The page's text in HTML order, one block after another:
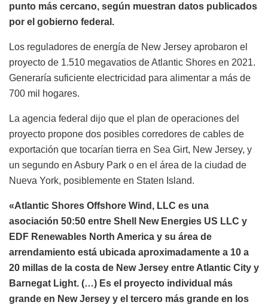
punto más cercano, según muestran datos publicados
por el gobierno federal.
Los reguladores de energía de New Jersey aprobaron el
proyecto de 1.510 megavatios de Atlantic Shores en 2021.
Generaría suficiente electricidad para alimentar a más de
700 mil hogares.
La agencia federal dijo que el plan de operaciones del
proyecto propone dos posibles corredores de cables de
exportación que tocarían tierra en Sea Girt, New Jersey, y
un segundo en Asbury Park o en el área de la ciudad de
Nueva York, posiblemente en Staten Island.
«Atlantic Shores Offshore Wind, LLC es una
asociación 50:50 entre Shell New Energies US LLC y
EDF Renewables North America y su área de
arrendamiento está ubicada aproximadamente a 10 a
20 millas de la costa de New Jersey entre Atlantic City y
Barnegat Light. (…) Es el proyecto individual más
grande en New Jersey y el tercero más grande en los